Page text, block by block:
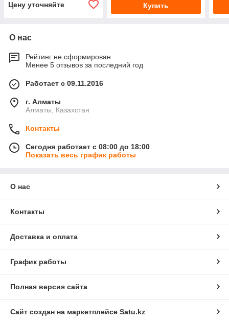
Цену уточняйте Купить
О нас
Рейтинг не сформирован
Менее 5 отзывов за последний год
Работает с 09.11.2016
г. Алматы
Алматы, Казахстан
Контакты
Сегодня работает с 08:00 до 18:00
Показать весь график работы
О нас
Контакты
Доставка и оплата
График работы
Полная версия сайта
Сайт создан на маркетплейсе Satu.kz